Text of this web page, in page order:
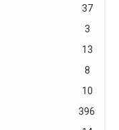
37
3
13
8
10
396